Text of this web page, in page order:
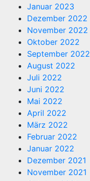
Januar 2023
Dezember 2022
November 2022
Oktober 2022
September 2022
August 2022
Juli 2022
Juni 2022
Mai 2022
April 2022
März 2022
Februar 2022
Januar 2022
Dezember 2021
November 2021